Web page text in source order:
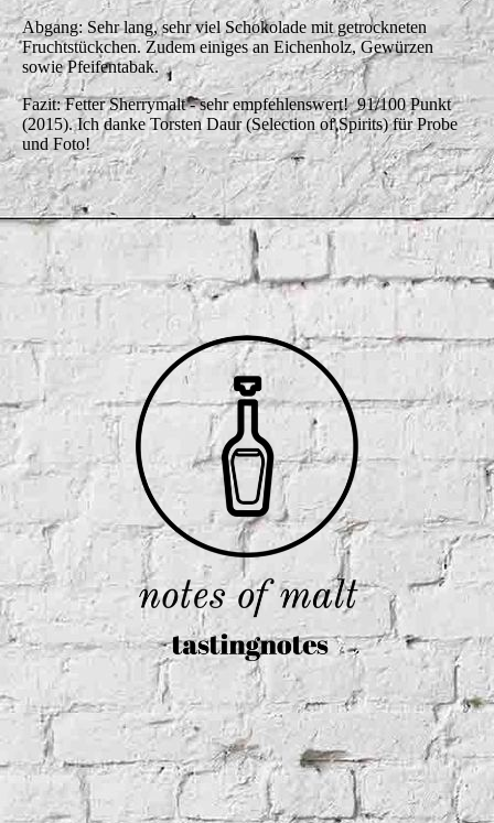
Abgang: Sehr lang, sehr viel Schokolade mit getrockneten
Fruchtstückchen. Zudem einiges an Eichenholz, Gewürzen
sowie Pfeifentabak.
Fazit: Fetter Sherrymalt - sehr empfehlenswert! 91/100 Punkt
(2015). Ich danke Torsten Daur (Selection of Spirits) für Probe
und Foto!